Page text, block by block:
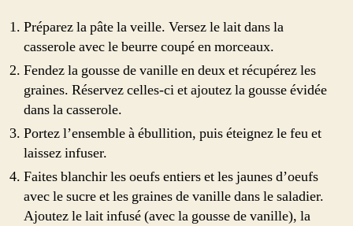
Préparez la pâte la veille. Versez le lait dans la
casserole avec le beurre coupé en morceaux.
Fendez la gousse de vanille en deux et récupérez les
graines. Réservez celles-ci et ajoutez la gousse évidée
dans la casserole.
Portez l’ensemble à ébullition, puis éteignez le feu et
laissez infuser.
Faites blanchir les oeufs entiers et les jaunes d’oeufs
avec le sucre et les graines de vanille dans le saladier.
Ajoutez le lait infusé (avec la gousse de vanille), la